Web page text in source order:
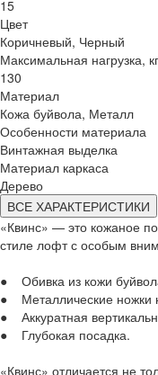
15
Цвет
Коричневый, Черный
Максимальная нагрузка, кг
130
Материал
Кожа буйвола, Металл
Особенности материала
Винтажная выделка
Материал каркаса
Дерево
ВСЕ ХАРАКТЕРИСТИКИ
«Квинс» — это кожаное
стиле лофт с особым
● Обивка из кожи
● Металлические
● Аккуратная
● Глубокая посадка.
«Квинс» отличается не